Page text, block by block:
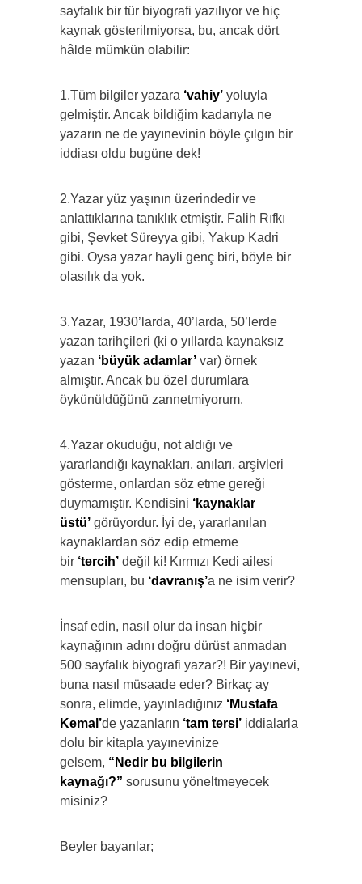
sayfalık bir tür biyografi yazılıyor ve hiç
kaynak gösterilmiyorsa, bu, ancak dört
hâlde mümkün olabilir:
1.Tüm bilgiler yazara ‘vahiy’ yoluyla
gelmiştir. Ancak bildiğim kadarıyla ne
yazarın ne de yayınevinin böyle çılgın bir
iddiası oldu bugüne dek!
2.Yazar yüz yaşının üzerindedir ve
anlattıklarına tanıklık etmiştir. Falih Rıfkı
gibi, Şevket Süreyya gibi, Yakup Kadri
gibi. Oysa yazar hayli genç biri, böyle bir
olasılık da yok.
3.Yazar, 1930’larda, 40’larda, 50’lerde
yazan tarihçileri (ki o yıllarda kaynaksız
yazan ‘büyük adamlar’ var) örnek
almıştır. Ancak bu özel durumlara
öykünüldüğünü zannetmiyorum.
4.Yazar okuduğu, not aldığı ve
yararlandığı kaynakları, anıları, arşivleri
gösterme, onlardan söz etme gereği
duymamıştır. Kendisini ‘kaynaklar
üstü’ görüyordur. İyi de, yararlanılan
kaynaklardan söz edip etmeme
bir ‘tercih’ değil ki! Kırmızı Kedi ailesi
mensupları, bu ‘davranış’a ne isim verir?
İnsaf edin, nasıl olur da insan hiçbir
kaynağının adını doğru dürüst anmadan
500 sayfalık biyografi yazar?! Bir yayınevi,
buna nasıl müsaade eder? Birkaç ay
sonra, elimde, yayınladığınız ‘Mustafa
Kemal’de yazanların ‘tam tersi’ iddialarla
dolu bir kitapla yayınevinize
gelsem, “Nedir bu bilgilerin
kaynağı?” sorusunu yöneltmeyecek
misiniz?
Beyler bayanlar;